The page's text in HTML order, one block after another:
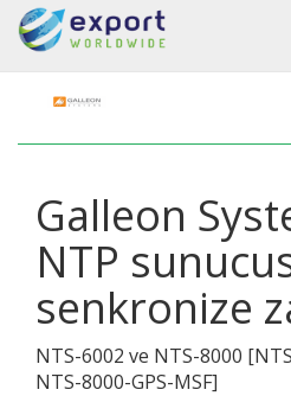
Galleon
NTP
senkronize
NTS-6002 ve NTS-8000 [
NTS-8000-GPS-MSF]